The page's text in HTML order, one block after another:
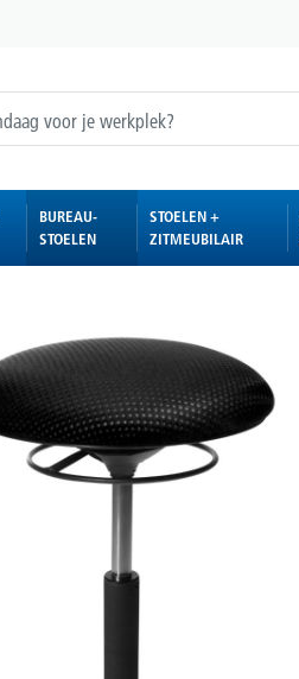
BUREAU-
STOELEN
STOELEN +
ZITMEUBILAIR